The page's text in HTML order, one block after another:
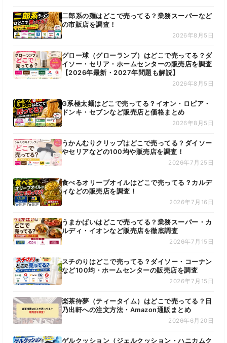
二郎系の麺はどこで売ってる？業務スーパーなど
の市販店を調査！
2026年8月5日
グロー球（グローランプ）はどこで売ってる？ダ
イソー・セリア・ホームセンターの販売店を調査
【2026年最新・2027年問題も解説】
2026年8月5日
G系極太麺はどこで売ってる？イオン・ロピア・
ドンキ・セブンなど販売店と価格まとめ
2026年8月5日
うかんむりクリップはどこで売ってる？ダイソー
やセリアなどの100均や販売店を調査！
2026年7月25日
食べるオリーブオイルはどこで売ってる？カルデ
ィなどの販売店を調査！
2026年7月16日
うまかばいはどこで売ってる？業務スーパー・カ
ルディ・イオンなど販売店を徹底調査
2026年7月15日
スチのりはどこで売ってる？ダイソー・コーナン
など100均・ホームセンターの販売店を調査
2026年7月15日
楽茶待夢（ティータイム）はどこで売ってる？日
乃出軒への注文方法・Amazon通販まとめ
2026年6月20日
ゲルクッション（ジェルクッション・ハニカムク